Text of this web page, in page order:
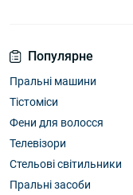
Популярне
Пральні машини
Тістоміси
Фени для волосся
Телевізори
Стельові світильники
Пральні засоби